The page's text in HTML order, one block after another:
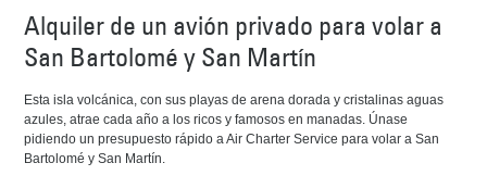
Alquiler de un avión privado para volar a
San Bartolomé y San Martín
Esta isla volcánica, con sus playas de arena dorada y cristalinas aguas
azules, atrae cada año a los ricos y famosos en manadas. Únase
pidiendo un presupuesto rápido a Air Charter Service para volar a San
Bartolomé y San Martín.